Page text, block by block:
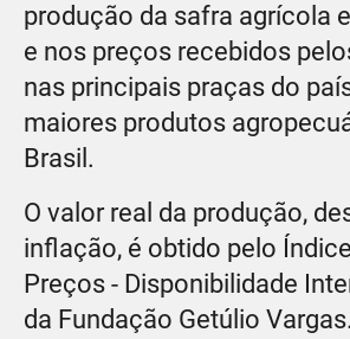
produção da safra agrícola
e nos preços recebidos
nas principais praças do
maiores produtos
Brasil.
O valor real da produção,
inflação, é obtido pelo
Preços - Disponibilidade
da Fundação Getúlio